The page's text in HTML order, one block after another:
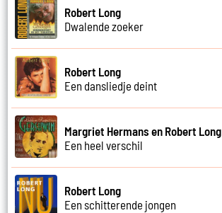
Robert Long
Dwalende zoeker
Robert Long
Een dansliedje deint
Margriet Hermans en Robert Long
Een heel verschil
Robert Long
Een schitterende jongen